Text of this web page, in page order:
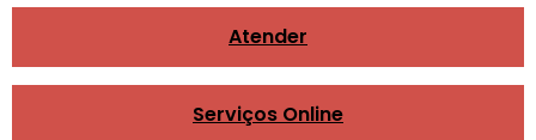
Atender
Serviços Online